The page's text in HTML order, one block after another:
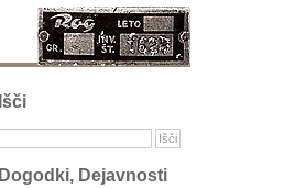
Išči
Dogodki, Dejavnosti